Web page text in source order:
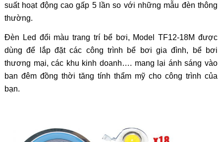
suất hoạt động cao gấp 5 lần so với những mẫu đèn thông
thường.
Đèn
Led đổi màu trang trí bể bơi, Model TF12-18M được
dùng để lắp đặt các công trình bể bơi gia đình, bể bơi
thương mại, các khu kinh doanh…. mang lại ánh sáng vào
ban đêm đồng thời tăng tính thẩm mỹ cho công trình của
bạn.